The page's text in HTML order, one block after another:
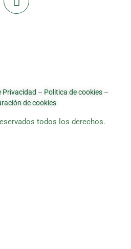
Privacidad – Politica de cookies –
de cookies
todos los derechos.